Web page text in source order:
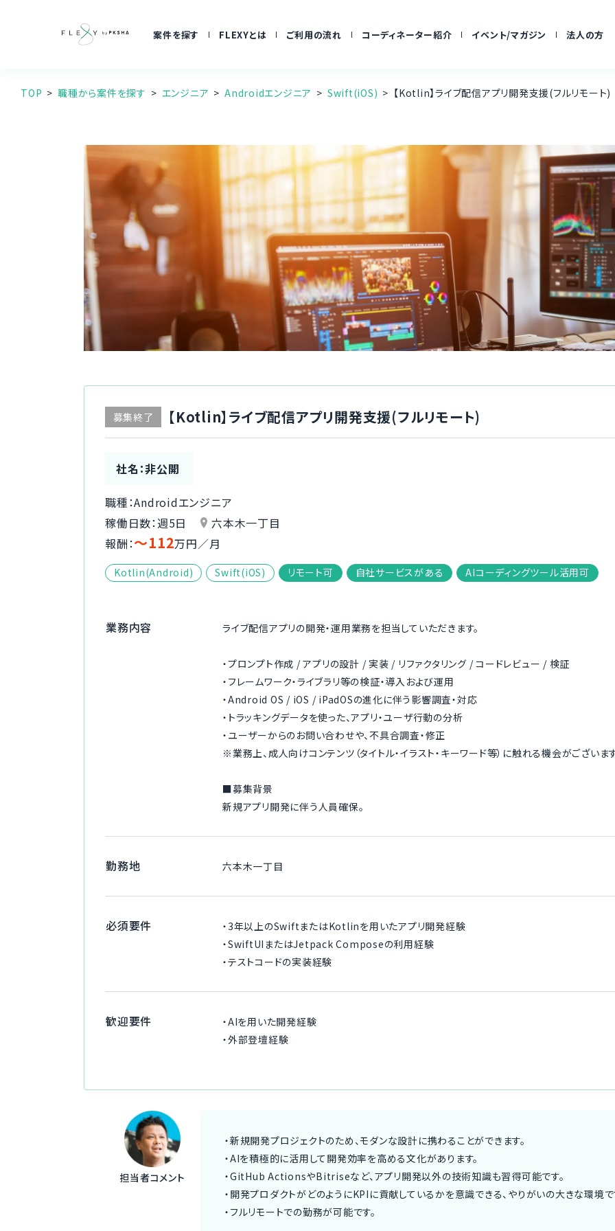
案件を探す FLEXYとは ご利用の流れ コーディネーター紹介 イベント/マガジン 法人の方
TOP 職種から案件を探す エンジニア Androidエンジニア Swift(iOS) 【Kotlin】ライブ配信アプリ開発支援(フルリモート)
募集終了 【Kotlin】ライブ配信アプリ開発支援(フルリモート)
社名：非公開
職種：Androidエンジニア
稼働日数：週5日
六本木一丁目
報酬：〜112万円／月
Kotlin(Android) Swift(iOS) リモート可 自社サービスがある AIコーディングツール活用可
業務内容 ライブ配信アプリの開発・運用業務を担当していただきます。
・プロンプト作成 / アプリの設計 / 実装 / リファクタリング / コードレビュー / 検証
・フレームワーク・ライブラリ等の検証・導入および運用
・Android OS / iOS / iPadOSの進化に伴う影響調査・対応
・トラッキングデータを使った、アプリ・ユーザ行動の分析
・ユーザーからのお問い合わせや、不具合調査・修正
※業務上、成人向けコンテンツ（タイトル・イラスト・キーワード等）に触れる機会がございま
■募集背景
新規アプリ開発に伴う人員確保。
勤務地 六本木一丁目
必須要件
・3年以上のSwiftまたはKotlinを用いたアプリ開発経験
・SwiftUIまたはJetpack Composeの利用経験
・テストコードの実装経験
歓迎要件
・AIを用いた開発経験
・外部登壇経験
担当者コメント
・新規開発プロジェクトのため、モダンな設計に携わることができます。
・AIを積極的に活用して開発効率を高める文化があります。
・GitHub ActionsやBitriseなど、アプリ開発以外の技術知識も習得可能です。
・開発プロダクトがどのようにKPIに貢献しているかを意識できる、やりがいの大きな環境で
・フルリモートでの勤務が可能です。